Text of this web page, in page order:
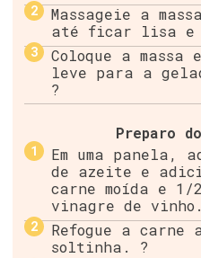
Massageie a
até ficar lisa e
Coloque a massa
leve para a
?
Preparo
Em uma panela,
de azeite e
carne moída e
vinagre de
Refogue a carne
soltinha. ?